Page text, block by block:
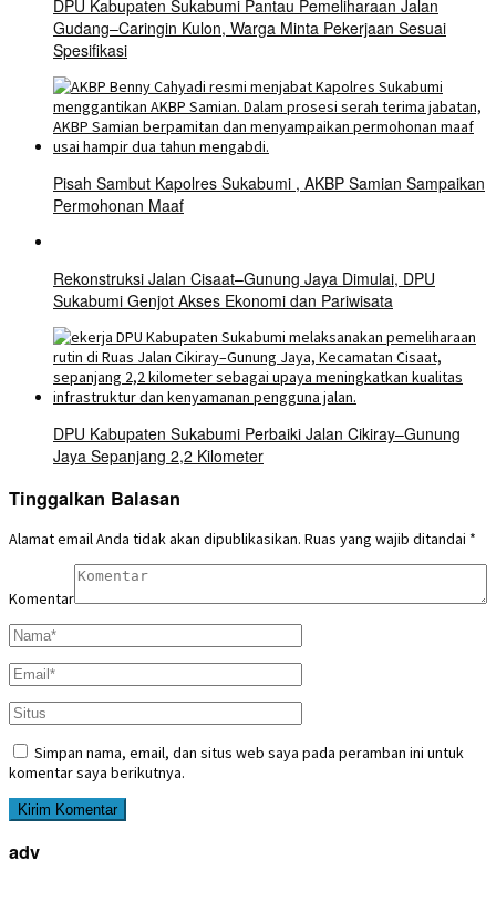
DPU Kabupaten Sukabumi Pantau Pemeliharaan Jalan
Gudang–Caringin Kulon, Warga Minta Pekerjaan Sesuai
Spesifikasi
Pisah Sambut Kapolres Sukabumi , AKBP Samian Sampaikan
Permohonan Maaf
Rekonstruksi Jalan Cisaat–Gunung Jaya Dimulai, DPU
Sukabumi Genjot Akses Ekonomi dan Pariwisata
DPU Kabupaten Sukabumi Perbaiki Jalan Cikiray–Gunung
Jaya Sepanjang 2,2 Kilometer
Tinggalkan Balasan
Alamat email Anda tidak akan dipublikasikan. Ruas yang wajib ditandai *
Komentar
Simpan nama, email, dan situs web saya pada peramban ini untuk
komentar saya berikutnya.
adv